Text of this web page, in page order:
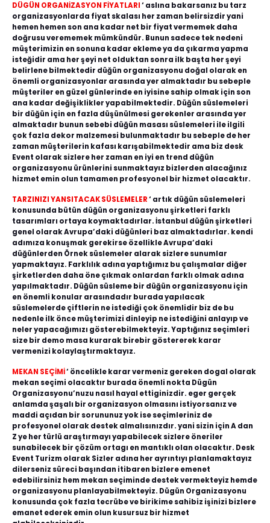
DÜGÜN ORGANİZASYON FİYATLARI‘ aslına bakarsanız bu tarz
organizasyonlarda fiyat skalası her zaman belirsizdir yani
hemen hemen son ana kadar net bir fiyat vermemek daha
doğrusu verememek mümkündür. Bunun sadece tek nedeni
müşterimizin en sonuna kadar ekleme ya da çıkarma yapma
isteğidir ama her şeyi net olduktan sonra ilk başta her şeyi
belirlene bilmektedir düğün organizasyonu doğal olarak en
önemli organizasyonlar arasında yer almaktadır bu sebeple
müşteriler en güzel günlerinde en iyisine sahip olmak için son
ana kadar değişiklikler yapabilmektedir. Düğün süslemeleri
bir düğün için en fazla düşünülmesi gerekenler arasında yer
almaktadır bunun sebebi düğün masası süslemeleri ile ilgili
çok fazla dekor malzemesi bulunmaktadır bu sebeple de her
zaman müşterilerin kafası karışabilmektedir ama biz desk
Event olarak sizlere her zaman en iyi en trend düğün
organizasyonu ürünlerini sunmaktayız bizlerden alacağınız
hizmet emin olun tamamen profesyonel bir hizmet olacaktır.
TARZINIZI YANSITACAK SÜSLEMELER‘ artık düğün süslemeleri
konusunda bütün düğün organizasyonu şirketleri farklı
tasarımları ortaya koymaktadırlar. İstanbul düğün şirketleri
genel olarak Avrupa’daki düğünleri baz almaktadırlar. kendi
adımıza konuşmak gerekirse özellikle Avrupa’daki
düğünlerden Örnek süslemeler alarak sizlere sunumlar
yapmaktayız. Farklılık adına yaptığımız bu çalışmalar diğer
şirketlerden daha öne çıkmak onlardan farklı olmak adına
yapılmaktadır. Düğün süsleme bir düğün organizasyonu için
en önemli konular arasındadır burada yapılacak
süslemelerde çiftlerin ne istediği çok önemlidir biz de bu
nedenle ilk önce müşterimizi dinleyip ne istediğini anlayıp ve
neler yapacağımızı gösterebilmekteyiz. Yaptığınız seçimleri
size bir demo masa kurarak birebir göstererek karar
vermenizi kolaylaştırmaktayız.
MEKAN SEÇİMİ‘ öncelikle karar vermeniz gereken dogal olarak
mekan seçimi olacaktır burada önemli nokta Dügün
Organizasyonu’nuzu nasıl hayal ettiginizdir. eger gerçek
anlamda şaşalı bir organizasyon olmasını istiyorsanız ve
maddi açıdan bir sorununuz yok ise seçimleriniz de
profesyonel olarak destek almalısınızdır. yani sizin için A dan
Z ye her türlü araştırmayı yapabilecek sizlere öneriler
sunabilecek bir çözüm ortagı en mantıklı olan olacaktır. Desk
Event Turizm olarak Sizler adına her ayrıntıyı planlamaktayız
dilerseniz süreci başından itibaren bizlere emenet
edebilirsiniz hem mekan seçiminde destek vermekteyiz hemde
organizasyonu planlayabilmekteyiz. Dügün Organizasyonu
konusunda çok fazla tecrübe ve birikime sahibiz işinizi bizlere
emanet ederek emin olun kusursuz bir hizmet